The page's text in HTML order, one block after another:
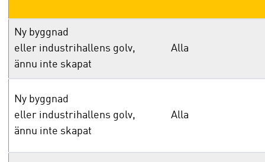
Ny byggnad
eller industrihallens golv,
ännu inte skapat
Alla
Ny byggnad
eller industrihallens golv,
ännu inte skapat
Alla